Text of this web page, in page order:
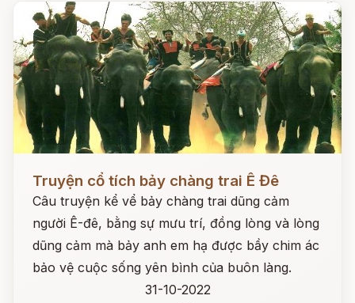
Truyện cổ tích bảy chàng trai Ê Đê
Câu truyện kể vể bảy chàng trai dũng cảm
người Ê-đê, bằng sự mưu trí, đồng lòng và lòng
dũng cảm mà bảy anh em hạ được bầy chim ác
bảo vệ cuộc sống yên bình của buôn làng.
31-10-2022